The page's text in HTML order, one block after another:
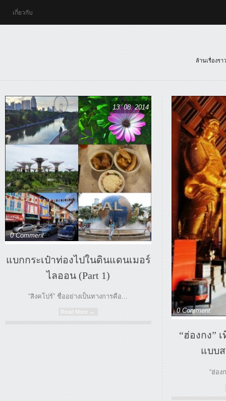
เกี่ยวกับ
ล้านเรื่องร
13. 08. 2014
0 Comment
แบกกระเป๋าท่องไปในดินแดนเมอร์
ไลออน (Part 1)
“สิงคโปร์” ชื่ออย่างเป็นทางการคือ...
Read More → 0 Comment
“ฮ่องกง”
แบบส
“ฮ่อง